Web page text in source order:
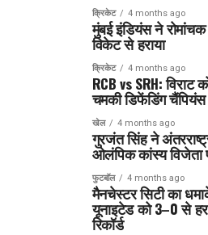
क्रिकेट 4 months ago
मुंबई इंडियंस ने
विकेट से हराया
क्रिकेट 4 months ago
RCB vs SRH: विराट
चमकी डिफेंडिंग
खेल 4 months ago
गुरजंत सिंह ने
ओलंपिक कांस्य विजेता
फुटबॉल 4 months ago
मैनचेस्टर सिटी का
यूनाइटेड को 3–0 से
रिकॉर्ड